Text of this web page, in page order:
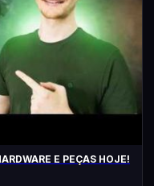
E PEÇAS HOJE!